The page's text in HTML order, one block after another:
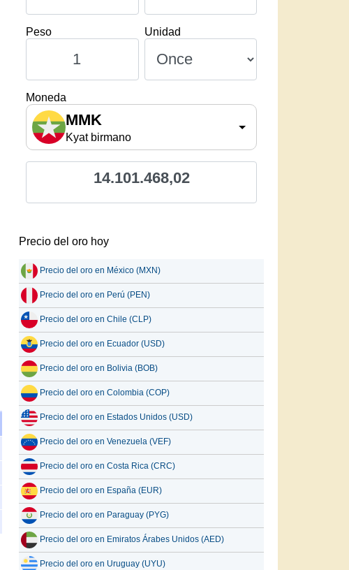
Peso Unidad
Moneda
MMK
Kyat birmano
14.101.468,02
Precio del oro hoy
Precio del oro en México (MXN)
Precio del oro en Perú (PEN)
Precio del oro en Chile (CLP)
Precio del oro en Ecuador (USD)
Precio del oro en Bolivia (BOB)
Precio del oro en Colombia (COP)
Precio del oro en Estados Unidos (USD)
Precio del oro en Venezuela (VEF)
Precio del oro en Costa Rica (CRC)
Precio del oro en España (EUR)
Precio del oro en Paraguay (PYG)
Precio del oro en Emiratos Árabes Unidos (AED)
Precio del oro en Uruguay (UYU)